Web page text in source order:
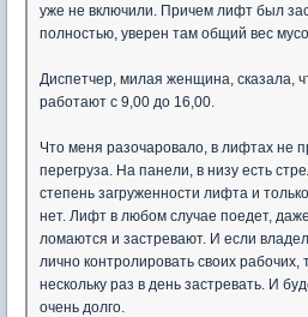
уже не включили. Причем лифт был
полностью, уверен там общий вес
Диспетчер, милая женщина, сказала,
работают с 9,00 до 16,00.
Что меня разочаровало, в лифтах не
перегруза. На панели, в низу есть
степень загруженности лифта и
нет. Лифт в любом случае поедет,
ломаются и застревают. И если
лично контролировать своих
нескольку раз в день застревать. И
очень долго.